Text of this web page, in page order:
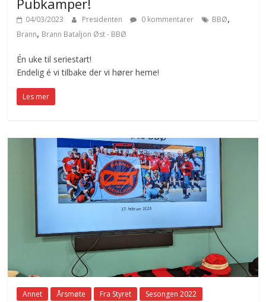
04/03/2023 Presidenten 0 kommentarer BBØ,
Brann, Brann Bataljon Øst - BBØ
Én uke til seriestart!
Endelig é vi tilbake der vi hører heme!
Les mer
Annet Årsmøte Fra Styret Sesongen 2022